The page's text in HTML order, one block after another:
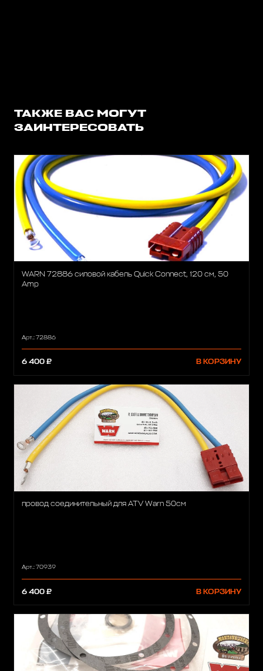
ТАКЖЕ ВАС МОГУТ
ЗАИНТЕРЕСОВАТЬ
WARN 72886 силовой кабель Quick Connect, 120 см, 50
Amp
Арт.: 72886
6 400 ₽ В КОРЗИНУ
провод соединительный для ATV Warn 50см
Арт.: 70939
6 400 ₽ В КОРЗИНУ